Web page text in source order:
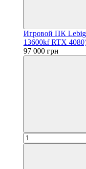
Игровой ПК
13600kf RTX
97 000 грн